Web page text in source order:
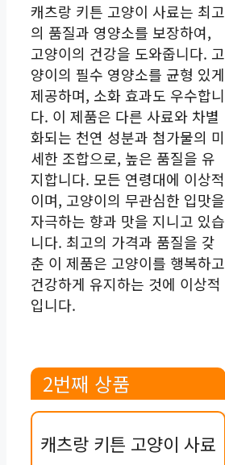
캐츠랑 키튼 고양이 사료는 최고
의 품질과 영양소를 보장하여,
고양이의 건강을 도와줍니다. 고
양이의 필수 영양소를 균형 있게
제공하며, 소화 효과도 우수합니
다. 이 제품은 다른 사료와 차별
화되는 천연 성분과 첨가물의 미
세한 조합으로, 높은 품질을 유
지합니다. 모든 연령대에 이상적
이며, 고양이의 무관심한 입맛을
자극하는 향과 맛을 지니고 있습
니다. 최고의 가격과 품질을 갖
춘 이 제품은 고양이를 행복하고
건강하게 유지하는 것에 이상적
입니다.
2번째 상품
캐츠랑 키튼 고양이 사료